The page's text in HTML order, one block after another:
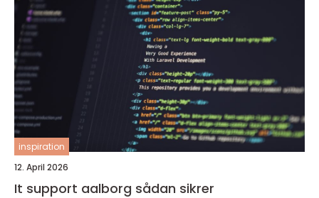
inspiration
12. April 2026
It support aalborg sådan sikrer